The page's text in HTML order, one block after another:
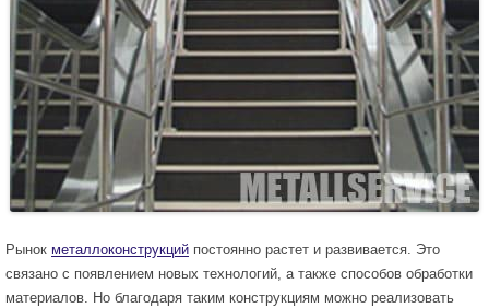
Рынок металлоконструкций постоянно растет и развивается. Это
связано с появлением новых технологий, а также способов обработки
материалов. Но благодаря таким конструкциям можно реализовать